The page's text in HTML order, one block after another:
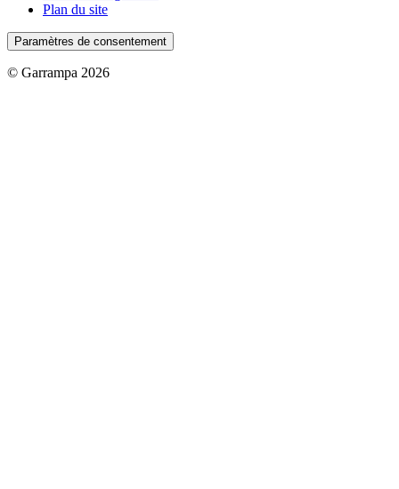
Plan du site
Paramètres de consentement
© Garrampa 2026